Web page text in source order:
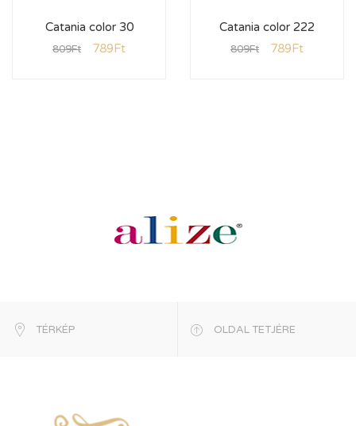
Catania color 30
809Ft 789Ft
Catania color 222
809Ft 789Ft
TÉRKÉP OLDAL TETJÉRE